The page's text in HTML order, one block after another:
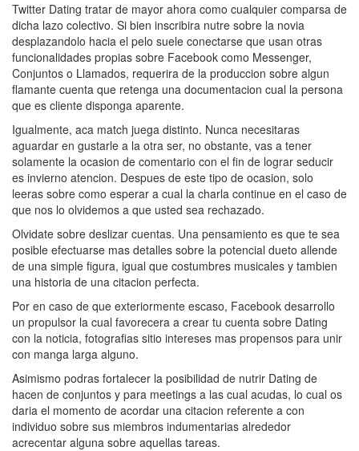
Twitter Dating tratar de mayor ahora como cualquier comparsa de
dicha lazo colectivo. Si bien inscribira nutre sobre la novia
desplazandolo hacia el pelo suele conectarse que usan otras
funcionalidades propias sobre Facebook como Messenger,
Conjuntos o Llamados, requerira de la produccion sobre algun
flamante cuenta que retenga una documentacion cual la persona
que es cliente disponga aparente.
Igualmente, aca match juega distinto. Nunca necesitaras
aguardar en gustarle a la otra ser, no obstante, vas a tener
solamente la ocasion de comentario con el fin de lograr seducir
es invierno atencion. Despues de este tipo de ocasion, solo
leeras sobre como esperar a cual la charla continue en el caso de
que nos lo olvidemos a que usted sea rechazado.
Olvidate sobre deslizar cuentas. Una pensamiento es que te sea
posible efectuarse mas detalles sobre la potencial dueto allende
de una simple figura, igual que costumbres musicales y tambien
una historia de una citacion perfecta.
Por en caso de que exteriormente escaso, Facebook desarrollo
un propulsor la cual favorecera a crear tu cuenta sobre Dating
con la noticia, fotografias sitio intereses mas propensos para unir
con manga larga alguno.
Asimismo podras fortalecer la posibilidad de nutrir Dating de
hacen de conjuntos y para meetings a las cual acudas, lo cual os
daria el momento de acordar una citacion referente a con
individuo sobre sus miembros indumentarias alrededor
acrecentar alguna sobre aquellas tareas.